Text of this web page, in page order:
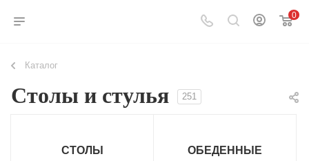
0
Каталог
Столы и стулья 251
СТОЛЫ
ОБЕДЕННЫЕ